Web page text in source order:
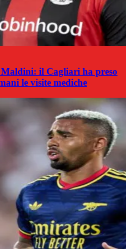
il Cagliari ha preso
le visite mediche